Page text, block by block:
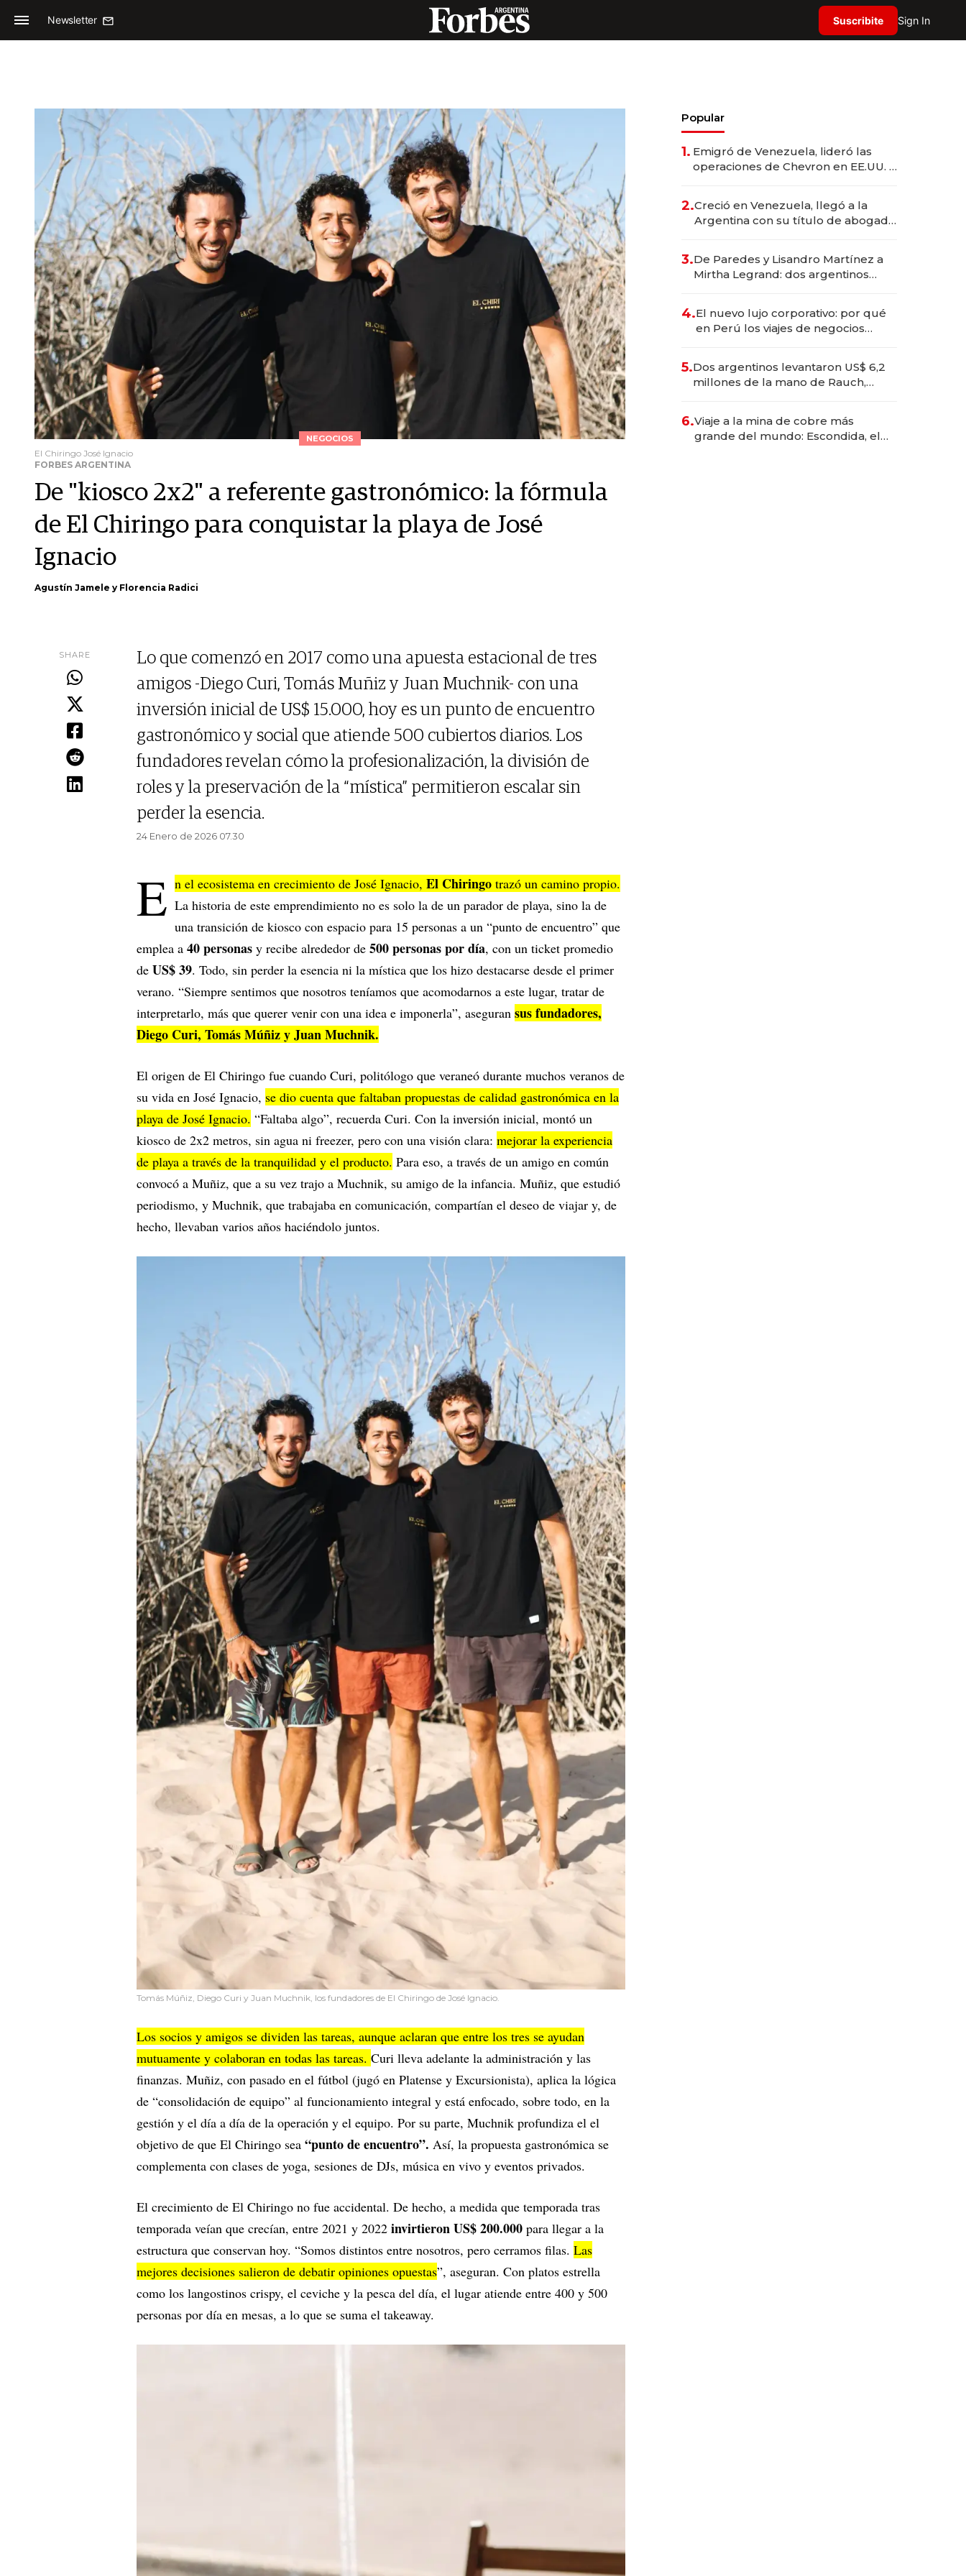
Newsletter Suscribite Sign In
NEGOCIOS
El Chiringo José Ignacio
FORBES ARGENTINA
De "kiosco 2x2" a referente gastronómico: la fórmula
de El Chiringo para conquistar la playa de José
Ignacio
Agustín Jamele y Florencia Radici
SHARE
Lo que comenzó en 2017 como una apuesta estacional de tres
amigos -Diego Curi, Tomás Muñiz y Juan Muchnik- con una
inversión inicial de US$ 15.000, hoy es un punto de encuentro
gastronómico y social que atiende 500 cubiertos diarios. Los
fundadores revelan cómo la profesionalización, la división de
roles y la preservación de la “mística” permitieron escalar sin
perder la esencia.
24 Enero de 2026 07.30
E n el ecosistema en crecimiento de José Ignacio, El Chiringo trazó un camino propio.
La historia de este emprendimiento no es solo la de un parador de playa, sino la de
una transición de kiosco con espacio para 15 personas a un “punto de encuentro” que
emplea a 40 personas y recibe alrededor de 500 personas por día, con un ticket promedio
de US$ 39. Todo, sin perder la esencia ni la mística que los hizo destacarse desde el primer
verano. “Siempre sentimos que nosotros teníamos que acomodarnos a este lugar, tratar de
interpretarlo, más que querer venir con una idea e imponerla”, aseguran sus fundadores,
Diego Curi, Tomás Múñiz y Juan Muchnik.
El origen de El Chiringo fue cuando Curi, politólogo que veraneó durante muchos veranos de
su vida en José Ignacio, se dio cuenta que faltaban propuestas de calidad gastronómica en la
playa de José Ignacio. “Faltaba algo”, recuerda Curi. Con la inversión inicial, montó un
kiosco de 2x2 metros, sin agua ni freezer, pero con una visión clara: mejorar la experiencia
de playa a través de la tranquilidad y el producto. Para eso, a través de un amigo en común
convocó a Muñiz, que a su vez trajo a Muchnik, su amigo de la infancia. Muñiz, que estudió
periodismo, y Muchnik, que trabajaba en comunicación, compartían el deseo de viajar y, de
hecho, llevaban varios años haciéndolo juntos.
Tomás Múñiz, Diego Curi y Juan Muchnik, los fundadores de El Chiringo de José Ignacio.
Los socios y amigos se dividen las tareas, aunque aclaran que entre los tres se ayudan
mutuamente y colaboran en todas las tareas. Curi lleva adelante la administración y las
finanzas. Muñiz, con pasado en el fútbol (jugó en Platense y Excursionista), aplica la lógica
de “consolidación de equipo” al funcionamiento integral y está enfocado, sobre todo, en la
gestión y el día a día de la operación y el equipo. Por su parte, Muchnik profundiza el el
objetivo de que El Chiringo sea “punto de encuentro”. Así, la propuesta gastronómica se
complementa con clases de yoga, sesiones de DJs, música en vivo y eventos privados.
El crecimiento de El Chiringo no fue accidental. De hecho, a medida que temporada tras
temporada veían que crecían, entre 2021 y 2022 invirtieron US$ 200.000 para llegar a la
estructura que conservan hoy. “Somos distintos entre nosotros, pero cerramos filas. Las
mejores decisiones salieron de debatir opiniones opuestas”, aseguran. Con platos estrella
como los langostinos crispy, el ceviche y la pesca del día, el lugar atiende entre 400 y 500
personas por día en mesas, a lo que se suma el takeaway.
Popular
1. Emigró de Venezuela, lideró las
operaciones de Chevron en EE.UU. y
2.Creció en Venezuela, llegó a la
Argentina con su título de abogado
marcas "fast premium"
3.De Paredes y Lisandro Martínez a
Mirtha Legrand: dos argentinos
4.El nuevo lujo corporativo: por qué
en Perú los viajes de negocios
transformadoras
5.Dos argentinos levantaron US$ 6,2
millones de la mano de Rauch,
6.Viaje a la mina de cobre más
grande del mundo: Escondida, el